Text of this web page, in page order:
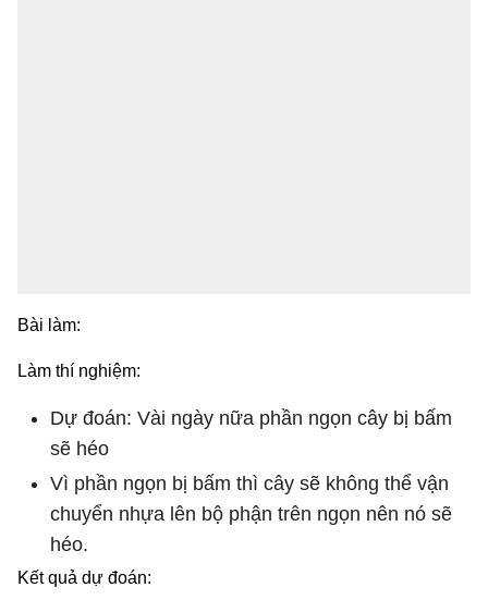
Bài làm:
Làm thí nghiệm:
Dự đoán: Vài ngày nữa phần ngọn cây bị bấm
sẽ héo
Vì phần ngọn bị bấm thì cây sẽ không thể vận
chuyển nhựa lên bộ phận trên ngọn nên nó sẽ
héo.
Kết quả dự đoán: